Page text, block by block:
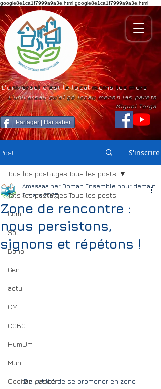
google8e1ca1f7999a9a3e.html google8e1ca1f7999a9a3e.html
Partager | Har saber
L'universel c'est le local moins les murs
L'universau qu'ei çò locau mensh las parets
Miguel Torga
Post S'inscrire
Tots los postatges|Tous les posts
Com
Sol
Bono
Gen
actu
CM
CCBG
HumUm
Mun
Occitan gascon
Tots los postatges|Tous les posts
Zone de rencontre :
nous persistons,
signons et répétons !
Amassas per Doman Ensemble pour demain
2 mars 2025
De l'utilité de se promener en zone